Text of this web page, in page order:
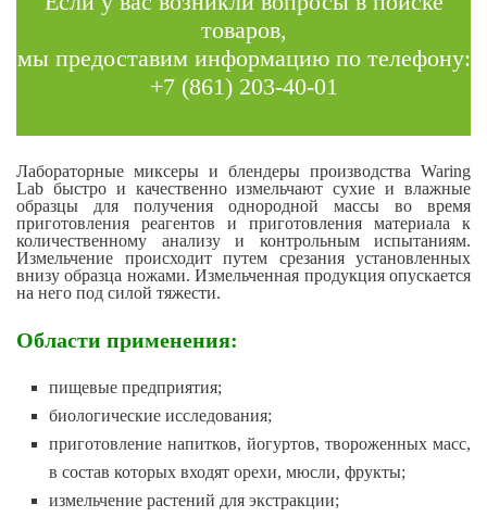
товаров,
мы предоставим информацию по телефону:
+7 (861) 203-40-01
Лабораторные миксеры и блендеры производства Waring
Lab быстро и качественно измельчают сухие и влажные
образцы для получения однородной массы во время
приготовления реагентов и приготовления материала к
количественному анализу и контрольным испытаниям.
Измельчение происходит путем срезания установленных
внизу образца ножами. Измельченная продукция опускается
на него под силой тяжести.
Области применения:
пищевые предприятия;
биологические исследования;
приготовление напитков, йогуртов, твороженных масс,
в состав которых входят орехи, мюсли, фрукты;
измельчение растений для экстракции;